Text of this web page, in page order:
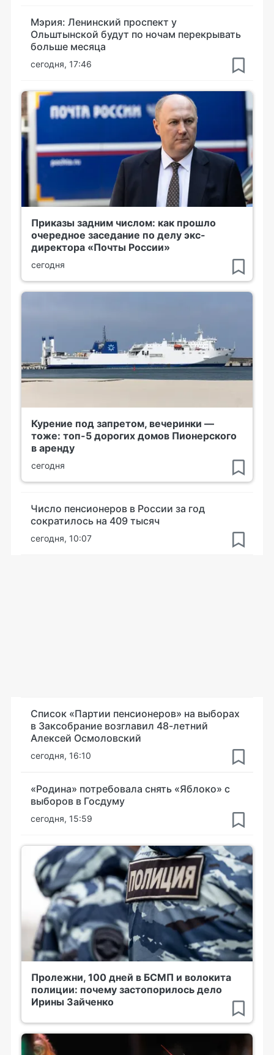
Мэрия: Ленинский проспект у
Ольштынской будут по ночам перекрывать
больше месяца
сегодня, 17:46
Приказы задним числом: как прошло
очередное заседание по делу экс-
директора «Почты России»
сегодня
Курение под запретом, вечеринки —
тоже: топ-5 дорогих домов Пионерского
в аренду
сегодня
Число пенсионеров в России за год
сократилось на 409 тысяч
сегодня, 10:07
Список «Партии пенсионеров» на выборах
в Заксобрание возглавил 48-летний
Алексей Осмоловский
сегодня, 16:10
«Родина» потребовала снять «Яблоко» с
выборов в Госдуму
сегодня, 15:59
Пролежни, 100 дней в БСМП и волокита
полиции: почему застопорилось дело
Ирины Зайченко